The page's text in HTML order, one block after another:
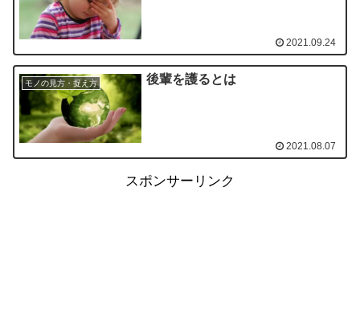
2021.09.24
モノの見方・捉え方 後輩を護るとは
2021.08.07
スポンサーリンク